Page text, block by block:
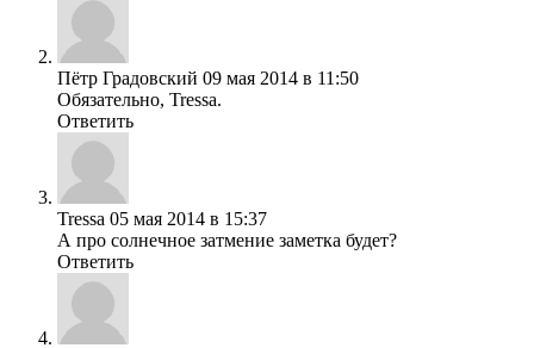
Пётр Градовский 09 мая 2014 в 11:50
Обязательно, Tressa.
Ответить
Tressa 05 мая 2014 в 15:37
А про солнечное затмение заметка будет?
Ответить